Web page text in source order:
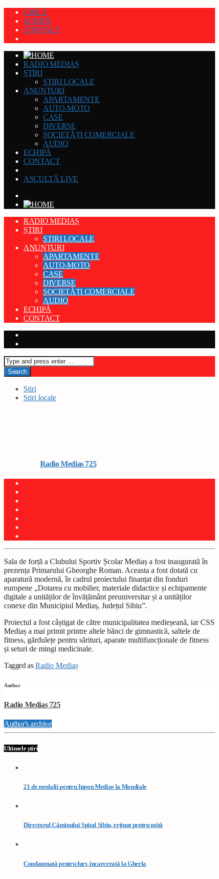
GRILĂ
ECHIPĂ
CONTACT
RADIO MEDIAȘ
ȘTIRI
STIRI LOCALE
ANUNȚURI
APARTAMENTE
AUTO-MOTO
CASE
DIVERSE
SOCIETĂȚI COMERCIALE
AUDIO
ECHIPĂ
CONTACT
ASCULTĂ LIVE
RADIO MEDIAȘ
ȘTIRI
STIRI LOCALE
ANUNȚURI
APARTAMENTE
AUTO-MOTO
CASE
DIVERSE
SOCIETĂȚI COMERCIALE
AUDIO
ECHIPĂ
CONTACT
Stiri
Stiri locale
Radio Medias 725on 11 martie 2025
Sala de forță a Clubului Sportiv Școlar Mediaș a fost inaugurată în
prezența Primarului Gheorghe Roman. Aceasta a fost dotată cu
aparatură modernă, în cadrul proiectului finanțat din fonduri
europene „Dotarea cu mobilier, materiale didactice și echipamente
digitale a unităților de învățământ preuniversitar și a unităților
conexe din Municipiul Mediaș, Județul Sibiu”.
Proiectul a fost câștigat de către municipalitatea medieșeană, iar CSS
Mediaș a mai primit printre altele bănci de gimnastică, saltele de
fitness, gărdulețe pentru sărituri, aparate multifuncționale de fitness
și seturi de mingi medicinale.
Tagged asRadio Mediaș
Author
Radio Medias 725
Author's archive
Ultimele știri
21 de medalii pentru Ippon Mediaș la Mondiale
Directorul Căminului Spital Sibiu, reținut pentru mită
Condamnată pentru furt, încarcerată la Gherla